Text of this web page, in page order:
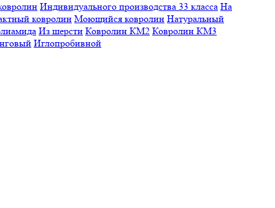
Индивидуального производства 33 класса На
ковролин Моющийся ковролин Натуральный
Из шерсти Ковролин КМ2 Ковролин КМ3
Иглопробивной